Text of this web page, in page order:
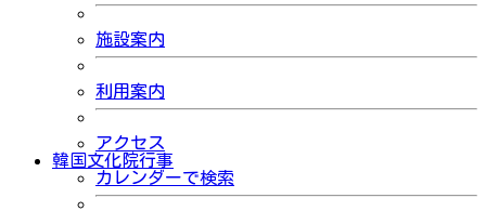
施設案内
利用案内
アクセス
韓国文化院行事
カレンダーで検索